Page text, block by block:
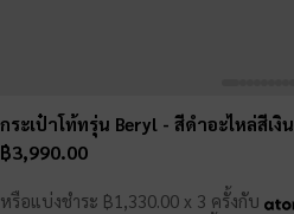
กระเป๋าโท้ทรุ่น Beryl - สีดำอะไหล่สีเงิน
฿3,990.00
หรือแบ่งชำระ ฿1,330.00 x 3 ครั้งกับ